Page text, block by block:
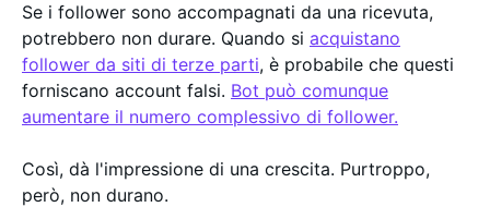
Se i follower sono accompagnati da una ricevuta,
potrebbero non durare. Quando si acquistano
follower da siti di terze parti, è probabile che questi
forniscano account falsi. Bot può comunque
aumentare il numero complessivo di follower.
Così, dà l'impressione di una crescita. Purtroppo,
però, non durano.